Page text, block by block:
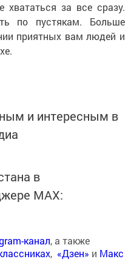
хвататься за все сразу.
по пустякам. Больше
приятных вам людей и
и интересным в
в
MАХ:
канал, а также
, «Дзен» и Макс